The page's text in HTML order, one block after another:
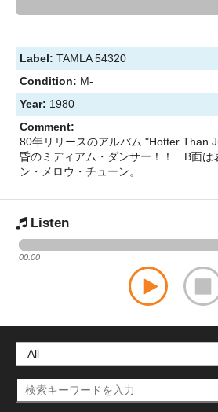
Label: TAMLA 54320
Condition: M-
Year: 1980
Comment:
80年リリースのアルバム "Hotter Than
昏のミディアム・ダンサー！！ B面は
ン・メロウ・チューン。
Listen
00:00